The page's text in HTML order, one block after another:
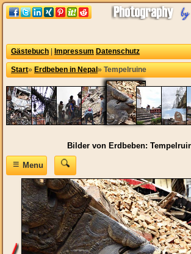
Gästebuch Impressum Datenschutz
Start» Erdbeben in Nepal » Tempelruine
Bilder von Erdbeben:
≡Menu